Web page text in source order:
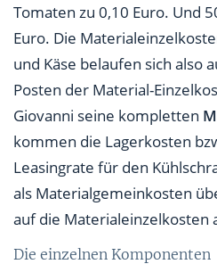
Tomaten zu 0,10 Euro. Und
Euro. Die
und Käse belaufen sich also
Posten der Material-
Giovanni seine kompletten
kommen die Lagerkosten
Leasingrate für den
als Materialgemeinkosten
auf die Materialeinzelkosten
Die einzelnen Komponenten